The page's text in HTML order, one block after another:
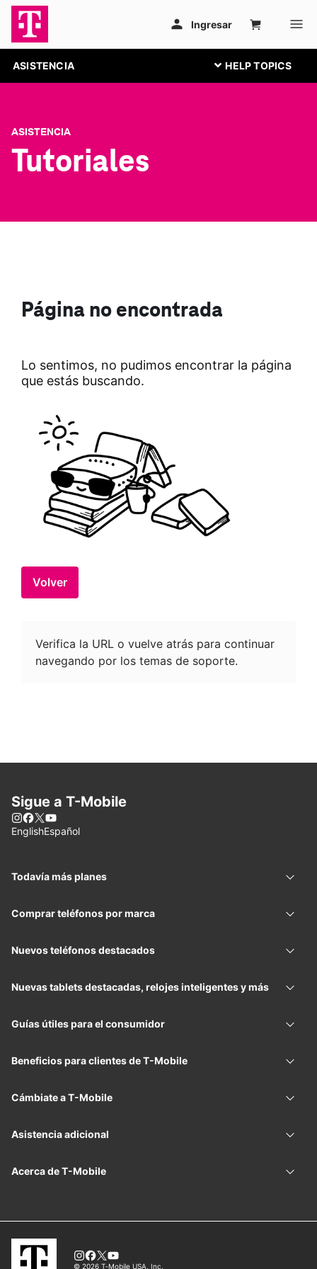
ASISTENCIA
ASISTENCIA
Tutoriales